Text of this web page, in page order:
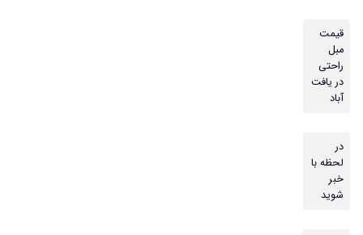
قیمت
مبل
راحتی
در یافت
آباد
در
لحظه با
خبر
شوید